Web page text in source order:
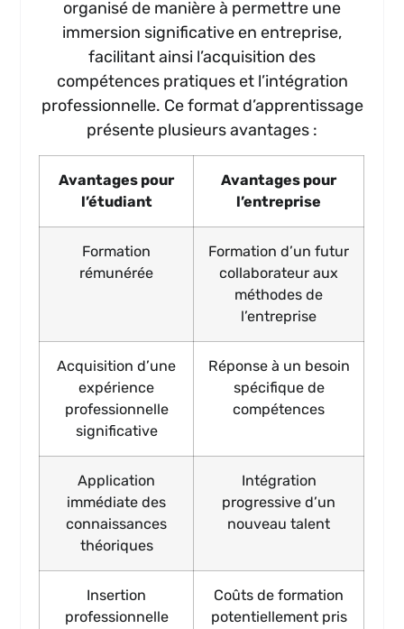
organisé de manière à permettre une
immersion significative en entreprise,
facilitant ainsi l’acquisition des
compétences pratiques et l’intégration
professionnelle. Ce format d’apprentissage
présente plusieurs avantages :
Avantages pour
l’étudiant
Avantages pour
l’entreprise
Formation
rémunérée
Formation d’un futur
collaborateur aux
méthodes de
l’entreprise
Acquisition d’une
expérience
professionnelle
significative
Réponse à un besoin
spécifique de
compétences
Application
immédiate des
connaissances
théoriques
Intégration
progressive d’un
nouveau talent
Insertion
professionnelle
Coûts de formation
potentiellement pris